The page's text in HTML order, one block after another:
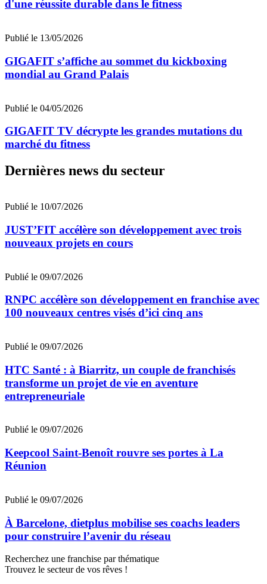
d'une réussite durable dans le fitness
Publié le 13/05/2026
GIGAFIT s’affiche au sommet du kickboxing
mondial au Grand Palais
Publié le 04/05/2026
GIGAFIT TV décrypte les grandes mutations du
marché du fitness
Dernières news du secteur
Publié le 10/07/2026
JUST’FIT accélère son développement avec trois
nouveaux projets en cours
Publié le 09/07/2026
RNPC accélère son développement en franchise avec
100 nouveaux centres visés d’ici cinq ans
Publié le 09/07/2026
HTC Santé : à Biarritz, un couple de franchisés
transforme un projet de vie en aventure
entrepreneuriale
Publié le 09/07/2026
Keepcool Saint-Benoît rouvre ses portes à La
Réunion
Publié le 09/07/2026
À Barcelone, dietplus mobilise ses coachs leaders
pour construire l’avenir du réseau
Recherchez une franchise par thématique
Trouvez le secteur de vos rêves !